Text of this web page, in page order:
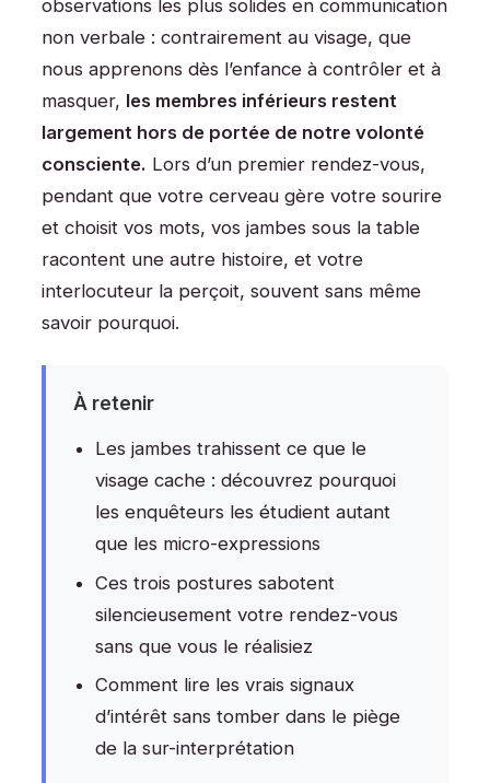
observations les plus solides en communication
non verbale : contrairement au visage, que
nous apprenons dès l’enfance à contrôler et à
masquer, les membres inférieurs restent
largement hors de portée de notre volonté
consciente. Lors d’un premier rendez-vous,
pendant que votre cerveau gère votre sourire
et choisit vos mots, vos jambes sous la table
racontent une autre histoire, et votre
interlocuteur la perçoit, souvent sans même
savoir pourquoi.
À retenir
Les jambes trahissent ce que le
visage cache : découvrez pourquoi
les enquêteurs les étudient autant
que les micro-expressions
Ces trois postures sabotent
silencieusement votre rendez-vous
sans que vous le réalisiez
Comment lire les vrais signaux
d’intérêt sans tomber dans le piège
de la sur-interprétation